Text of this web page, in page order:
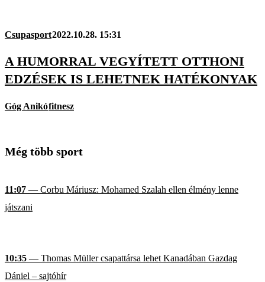
Csupasport2022.10.28. 15:31
A HUMORRAL VEGYÍTETT OTTHONI
EDZÉSEK IS LEHETNEK HATÉKONYAK
Góg Anikófitnesz
Még több sport
11:07 — Corbu Máriusz: Mohamed Szalah ellen élmény lenne
játszani
10:35 — Thomas Müller csapattársa lehet Kanadában Gazdag
Dániel – sajtóhír